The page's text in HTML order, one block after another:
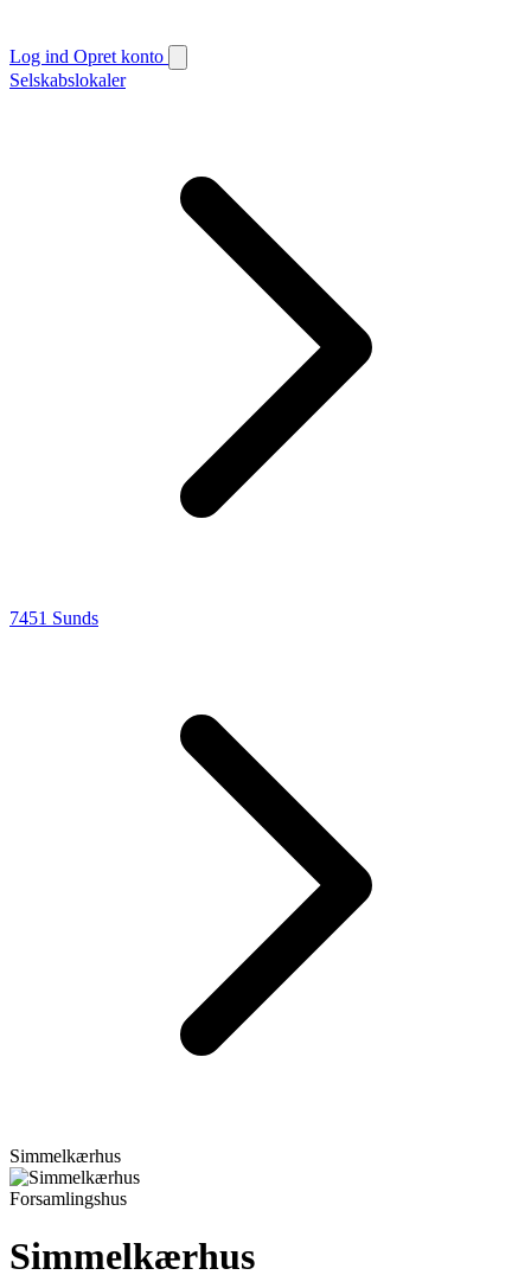
Log ind Opret konto
Selskabslokaler
7451 Sunds
Simmelkærhus
Forsamlingshus
Simmelkærhus